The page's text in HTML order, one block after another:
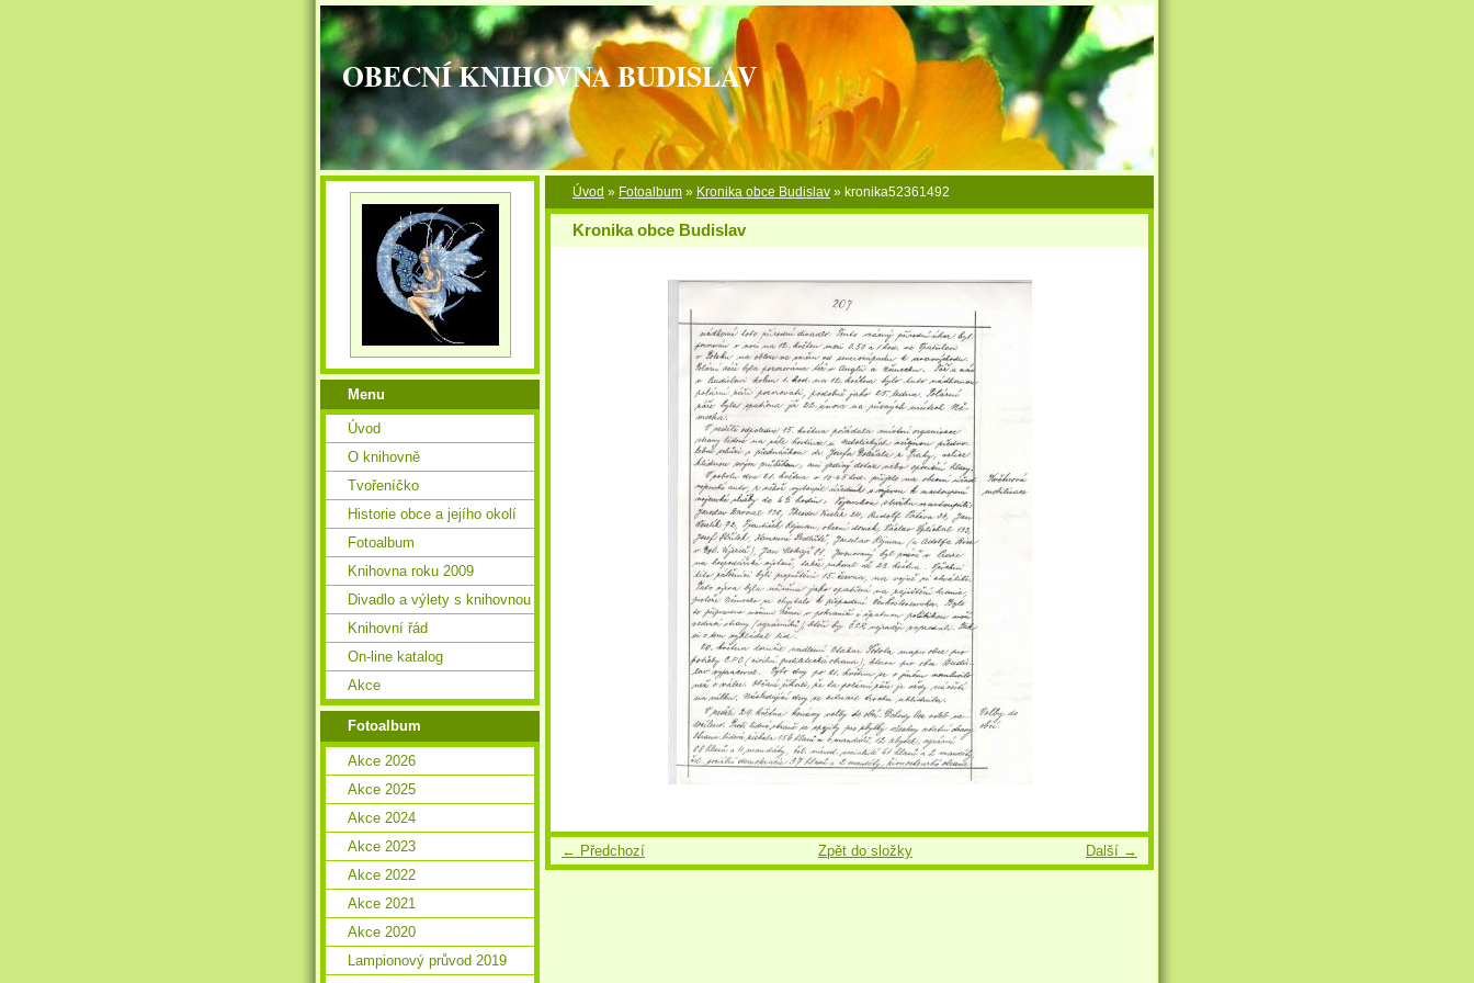
OBECNÍ KNIHOVNA BUDISLAV
Úvod » Fotoalbum » Kronika obce Budislav » kronika52361492
Kronika obce Budislav
← Předchozí Další →
Zpět do složky
Menu
Úvod
O knihovně
Tvořeníčko
Historie obce a jejího okolí
Fotoalbum
Knihovna roku 2009
Divadlo a výlety s knihovnou
Knihovní řád
On-line katalog
Akce
Fotoalbum
Akce 2026
Akce 2025
Akce 2024
Akce 2023
Akce 2022
Akce 2021
Akce 2020
Lampionový průvod 2019